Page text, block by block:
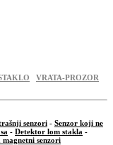
VRATA-PROZOR
senzori - Senzor koji ne
- Detektor lom stakla -
senzori